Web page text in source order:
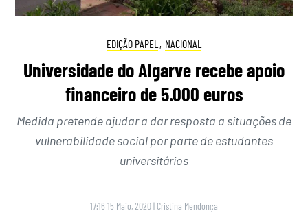
EDIÇÃO PAPEL , NACIONAL
Universidade do Algarve recebe apoio
financeiro de 5.000 euros
Medida pretende ajudar a dar resposta a situações de
vulnerabilidade social por parte de estudantes
universitários
17:16 15 Maio, 2020| Cristina Mendonça